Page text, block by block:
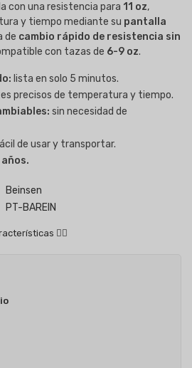
con una resistencia para 11 oz,
y tiempo mediante su pantalla
de cambio rápido de resistencia sin
con tazas de 6-9 oz.
lista en solo 5 minutos.
precisos de temperatura y tiempo.
sin necesidad de
de usar y transportar.
Beinsen
PT-BAREIN
👇🏻